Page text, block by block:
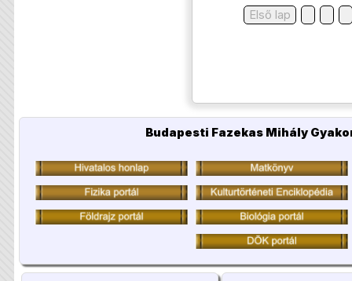
Első lap
Budapesti Fazekas Mihály